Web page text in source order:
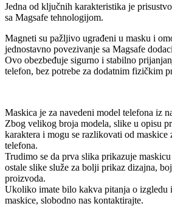
Jedna od ključnih karakteristika je
sa Magsafe tehnologijom.
Magneti su pažljivo ugrađeni u masku i
jednostavno povezivanje sa Magsafe
Ovo obezbeđuje sigurno i stabilno
telefon, bez potrebe za dodatnim fizičkim
Maskica je za navedeni model telefona iz
Zbog velikog broja modela, slike u opisu
karaktera i mogu se razlikovati od maskice
telefona.
Trudimo se da prva slika prikazuje
ostale slike služe za bolji prikaz dizajna,
proizvoda.
Ukoliko imate bilo kakva pitanja o izgledu
maskice, slobodno nas kontaktirajte.